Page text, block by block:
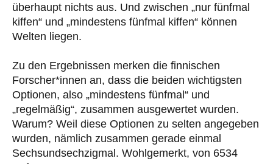
überhaupt nichts aus. Und zwischen „nur fünfmal
kiffen“ und „mindestens fünfmal kiffen“ können
Welten liegen.
Zu den Ergebnissen merken die finnischen
Forscher*innen an, dass die beiden wichtigsten
Optionen, also „mindestens fünfmal“ und
„regelmäßig“, zusammen ausgewertet wurden.
Warum? Weil diese Optionen zu selten angegeben
wurden, nämlich zusammen gerade einmal
Sechsundsechzigmal. Wohlgemerkt, von 6534